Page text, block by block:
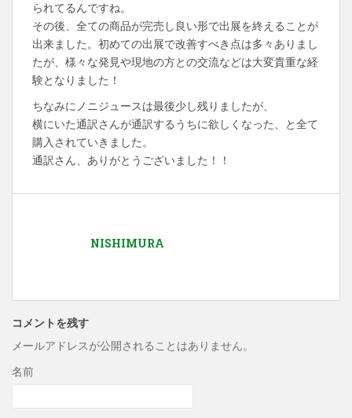
られてるんですね。
その後、全ての商品が完売し良い形で出展を終えることが
出来ました。初めての出展で改善すべき点は多々ありまし
たが、様々な発見や現地の方との交流などは大変貴重な経
験となりました！
ちなみにノニジュースは最後少し残りましたが、
横にいた通訳さんが通訳するうちに欲しくなった、と全て
購入されていきました。
通訳さん、ありがとうございました！！
NISHIMURA
コメントを残す
メールアドレスが公開されることはありません。
名前